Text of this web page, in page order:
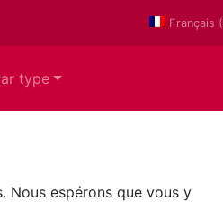
Français (
type
Nous espérons que vous y